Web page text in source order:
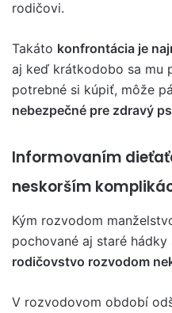
rodičovi.
Takáto konfrontácia je
aj keď krátkodobo sa mu
potrebné si kúpiť, môže
nebezpečné pre zdravý
Informovaním
neskorším
Kým rozvodom
pochované aj staré hádky
rodičovstvo rozvodom
V rozvodovom období